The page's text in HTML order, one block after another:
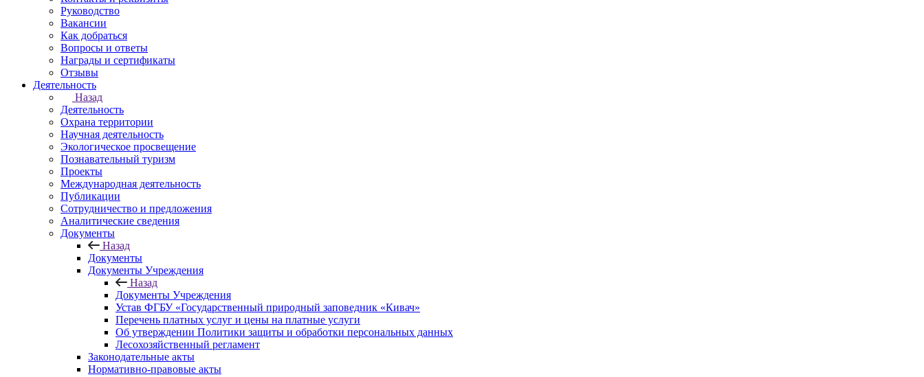
Руководство
Вакансии
Как добраться
Вопросы и ответы
Награды и сертификаты
Отзывы
Деятельность
Назад
Деятельность
Охрана территории
Научная деятельность
Экологическое просвещение
Познавательный туризм
Проекты
Международная деятельность
Публикации
Сотрудничество и предложения
Аналитические сведения
Документы
Назад
Документы
Документы Учреждения
Назад
Документы Учреждения
Устав ФГБУ «Государственный природный заповедник «Кивач»
Перечень платных услуг и цены на платные услуги
Об утверждении Политики защиты и обработки персональных данных
Лесохозяйственный регламент
Законодательные акты
Нормативно-правовые акты